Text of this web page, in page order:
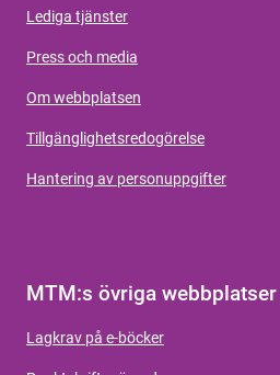
Lediga tjänster
Press och media
Om webbplatsen
Tillgänglighetsredogörelse
Hantering av personuppgifter
MTM:s övriga webbplatser
Lagkrav på e-böcker